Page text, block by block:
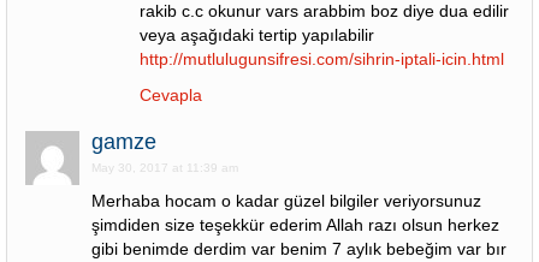
rakib c.c okunur vars arabbim boz diye dua edilir
veya aşağıdaki tertip yapılabilir
http://mutlulugunsifresi.com/sihrin-iptali-icin.html
Cevapla
gamze
May 30, 2017 at 11:39 am
Merhaba hocam o kadar güzel bilgiler veriyorsunuz
şimdiden size teşekkür ederim Allah razı olsun herkez
gibi benimde derdim var benim 7 aylık bebeğim var bır